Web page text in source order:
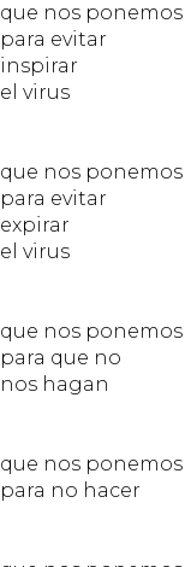
que nos ponemos
para evitar
inspirar
el virus
del
que nos ponemos
para evitar
expirar
el virus
del
que nos ponemos
para que no
nos hagan
que nos ponemos
para no hacer